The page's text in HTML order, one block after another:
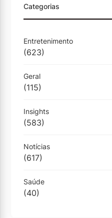
Categorias
Entretenimento
(623)
Geral
(115)
Insights
(583)
Notícias
(617)
Saúde
(40)